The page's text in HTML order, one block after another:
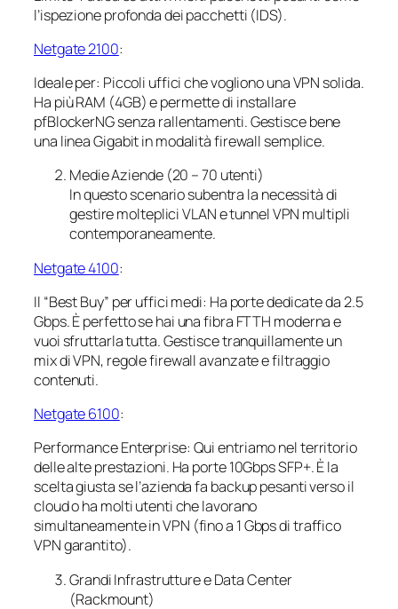
l’ispezione profonda dei pacchetti (IDS).
Netgate 2100:
Ideale per: Piccoli uffici che vogliono una VPN solida.
Ha più RAM (4GB) e permette di installare
pfBlockerNG senza rallentamenti. Gestisce bene
una linea Gigabit in modalità firewall semplice.
Medie Aziende (20 – 70 utenti)
In questo scenario subentra la necessità di
gestire molteplici VLAN e tunnel VPN multipli
contemporaneamente.
Netgate 4100:
Il “Best Buy” per uffici medi: Ha porte dedicate da 2.5
Gbps. È perfetto se hai una fibra FTTH moderna e
vuoi sfruttarla tutta. Gestisce tranquillamente un
mix di VPN, regole firewall avanzate e filtraggio
contenuti.
Netgate 6100:
Performance Enterprise: Qui entriamo nel territorio
delle alte prestazioni. Ha porte 10Gbps SFP+. È la
scelta giusta se l’azienda fa backup pesanti verso il
cloud o ha molti utenti che lavorano
simultaneamente in VPN (fino a 1 Gbps di traffico
VPN garantito).
Grandi Infrastrutture e Data Center
(Rackmount)